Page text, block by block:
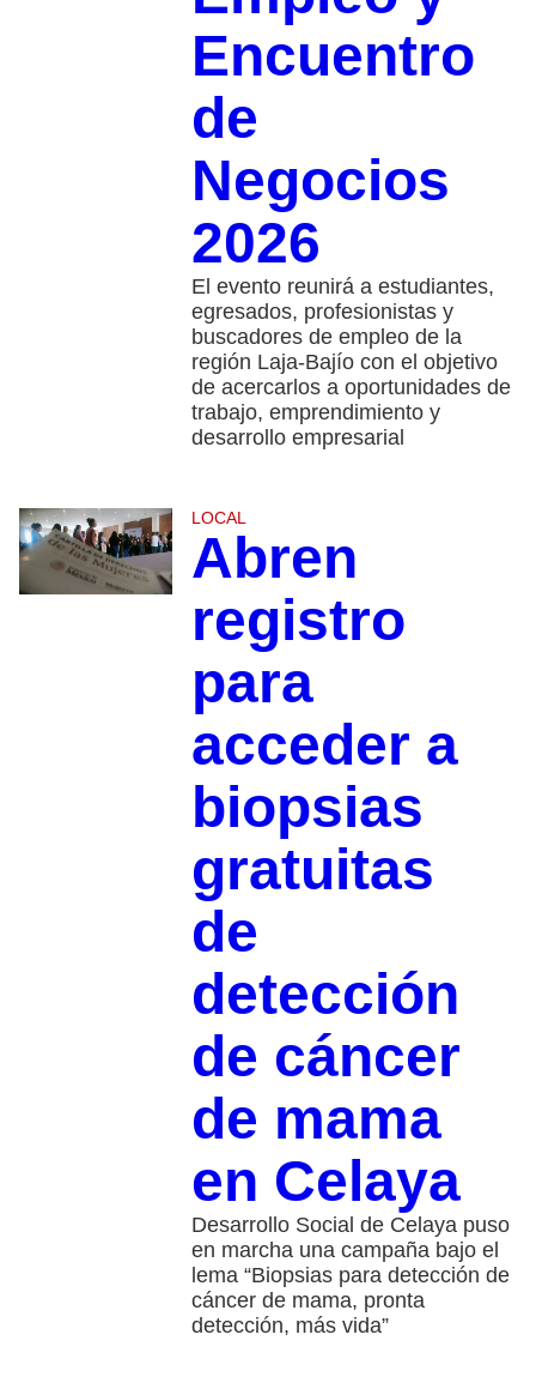
Encuentro
de
Negocios
2026
El evento reunirá a estudiantes,
egresados, profesionistas y
buscadores de empleo de la
región Laja-Bajío con el objetivo
de acercarlos a oportunidades de
trabajo, emprendimiento y
desarrollo empresarial
LOCAL
Abren
registro
para
acceder a
biopsias
gratuitas
de
detección
de cáncer
de mama
en Celaya
Desarrollo Social de Celaya puso
en marcha una campaña bajo el
lema “Biopsias para detección de
cáncer de mama, pronta
detección, más vida”